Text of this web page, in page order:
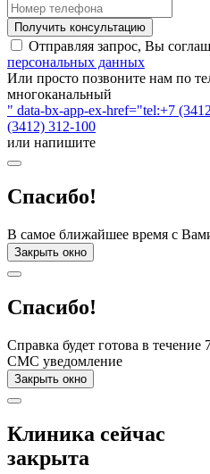
Получить консультацию
Отправляя запрос, Вы
персональных данных
Или просто позвоните нам по
многоканальный
" data-bx-app-ex-href="tel:+7
(3412) 312-100
или напишите
Спасибо!
В самое ближайшее время с
Закрыть окно
Спасибо!
Справка будет готова в
СМС уведомление
Закрыть окно
Клиника сейчас
закрыта